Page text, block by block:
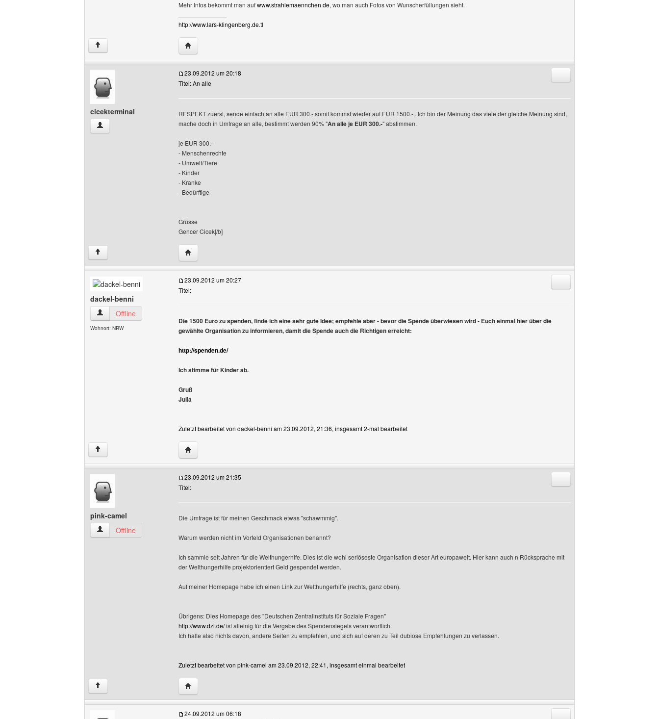
Mehr Infos bekommt man aufwww.strahlemaennchen.de, wo man auch Fotos von Wunscherfüllungen sieht.
http://www.lars-klingenberg.de.tl
↑ Website dieses Benutzers besuchen: lars-klingenberg
cicekterminal
cicekterminal Benutzer-Profile anzeigen
23.09.2012 um 20:18
Titel: An alle
RESPEKT zuerst, sende einfach an alle EUR 300.- somit kommst wieder auf EUR 1500.- . Ich bin der Meinung das viele der gleiche Meinung sind,
mache doch in Umfrage an alle, bestimmt werden 90% "An alle je EUR 300.-" abstimmen.
je EUR 300.-
- Menschenrechte
- Umwelt/Tiere
- Kinder
- Kranke
- Bedürftige
Grüsse
Gencer Cicek[/b]
↑ Website dieses Benutzers besuchen: cicekterminal
dackel-benni
dackel-benni Benutzer-Profile anzeigen
Offline
Wohnort: NRW
23.09.2012 um 20:27
Titel:
Die 1500 Euro zu spenden, finde ich eine sehr gute Idee; empfehle aber - bevor die Spende überwiesen wird - Euch einmal hier über die
gewählte Organisation zu informieren, damit die Spende auch die Richtigen erreicht:
http://spenden.de/
Ich stimme für Kinder ab.
Gruß
Julia
Zuletzt bearbeitet von dackel-benni am 23.09.2012, 21:36, insgesamt 2-mal bearbeitet
↑ Website dieses Benutzers besuchen: dackel-benni
pink-camel
pink-camel Benutzer-Profile anzeigen
Offline
23.09.2012 um 21:35
Titel:
Die Umfrage ist für meinen Geschmack etwas "schawmmig".
Warum werden nicht im Vorfeld Organisationen benannt?
Ich sammle seit Jahren für die Welthungerhife. Dies ist die wohl seriöseste Organisation dieser Art europaweit. Hier kann auch n Rücksprache mit
der Welthungerhilfe projektorientiert Geld gespendet werden.
Auf meiner Homepage habe ich einen Link zur Welthungerhilfe (rechts, ganz oben).
Übrigens: Dies Homepage des "Deutschen Zentralinstituts für Soziale Fragen"
http://www.dzi.de/ist alleinig für die Vergabe des Spendensiegels verantwortlich.
Ich halte also nichts davon, andere Seiten zu empfehlen, und sich auf deren zu Teil dubiose Empfehlungen zu verlassen.
Zuletzt bearbeitet von pink-camel am 23.09.2012, 22:41, insgesamt einmal bearbeitet
↑ Website dieses Benutzers besuchen: pink-camel
24.09.2012 um 06:18